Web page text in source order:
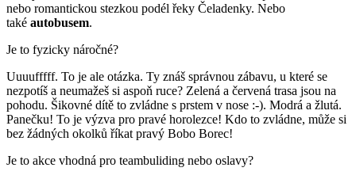
nebo romantickou stezkou podél řeky Čeladenky. Nebo
také autobusem.
Je to fyzicky náročné?
Uuuufffff. To je ale otázka. Ty znáš správnou zábavu, u které se
nezpotíš a neumažeš si aspoň ruce? Zelená a červená trasa jsou na
pohodu. Šikovné dítě to zvládne s prstem v nose :-). Modrá a žlutá.
Panečku! To je výzva pro pravé horolezce! Kdo to zvládne, může si
bez žádných okolků říkat pravý Bobo Borec!
Je to akce vhodná pro teambuliding nebo oslavy?